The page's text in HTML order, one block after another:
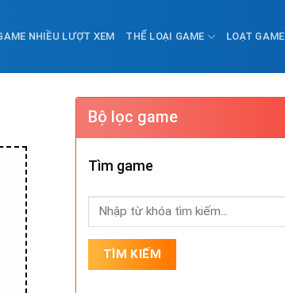
NHIỀU LƯỢT XEM THỂ LOẠI GAME LOẠT GAME
Bộ lọc game
Tìm game